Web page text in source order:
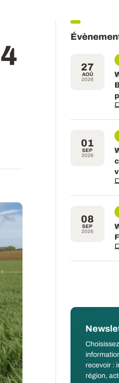
27
AOÛ
2026
01
SEP
2026
08
SEP
2026
recevoir :
région,